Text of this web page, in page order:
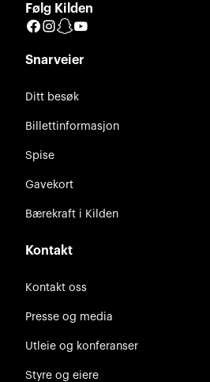
Følg Kilden
Facebook
Instagram
Snapchat
Snarveier
Ditt besøk
Billettinformasjon
Spise
Gavekort
Bærekraft i Kilden
Kontakt
Kontakt oss
Presse og media
Utleie og konferanser
Styre og eiere